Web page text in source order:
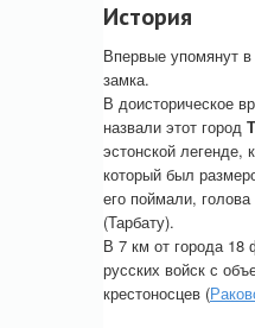
История
Впервые упомянут
замка.
В доисторическое
назвали этот город
эстонской легенде,
который был
его поймали,
(Тарбату).
В 7 км от города 18
русских войск с
крестоносцев (